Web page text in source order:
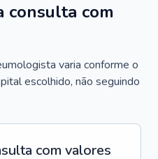
consulta com
varia conforme o
escolhido, não seguindo
com valores